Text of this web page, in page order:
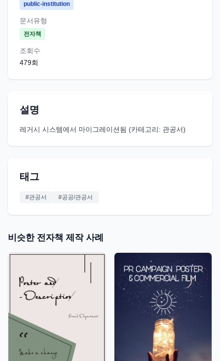
public-institution
문서유형
전자책
조회수
479회
설명
레거시 시스템에서 마이그레이션됨 (카테고리: 관공서)
태그
#관공서 #공공/관공서
비슷한 전자책 제작 사례